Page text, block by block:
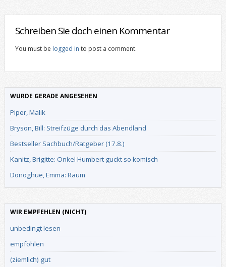
Schreiben Sie doch einen Kommentar
You must be logged in to post a comment.
WURDE GERADE ANGESEHEN
Piper, Malik
Bryson, Bill: Streifzüge durch das Abendland
Bestseller Sachbuch/Ratgeber (17.8.)
Kanitz, Brigitte: Onkel Humbert guckt so komisch
Donoghue, Emma: Raum
WIR EMPFEHLEN (NICHT)
unbedingt lesen
empfohlen
(ziemlich) gut